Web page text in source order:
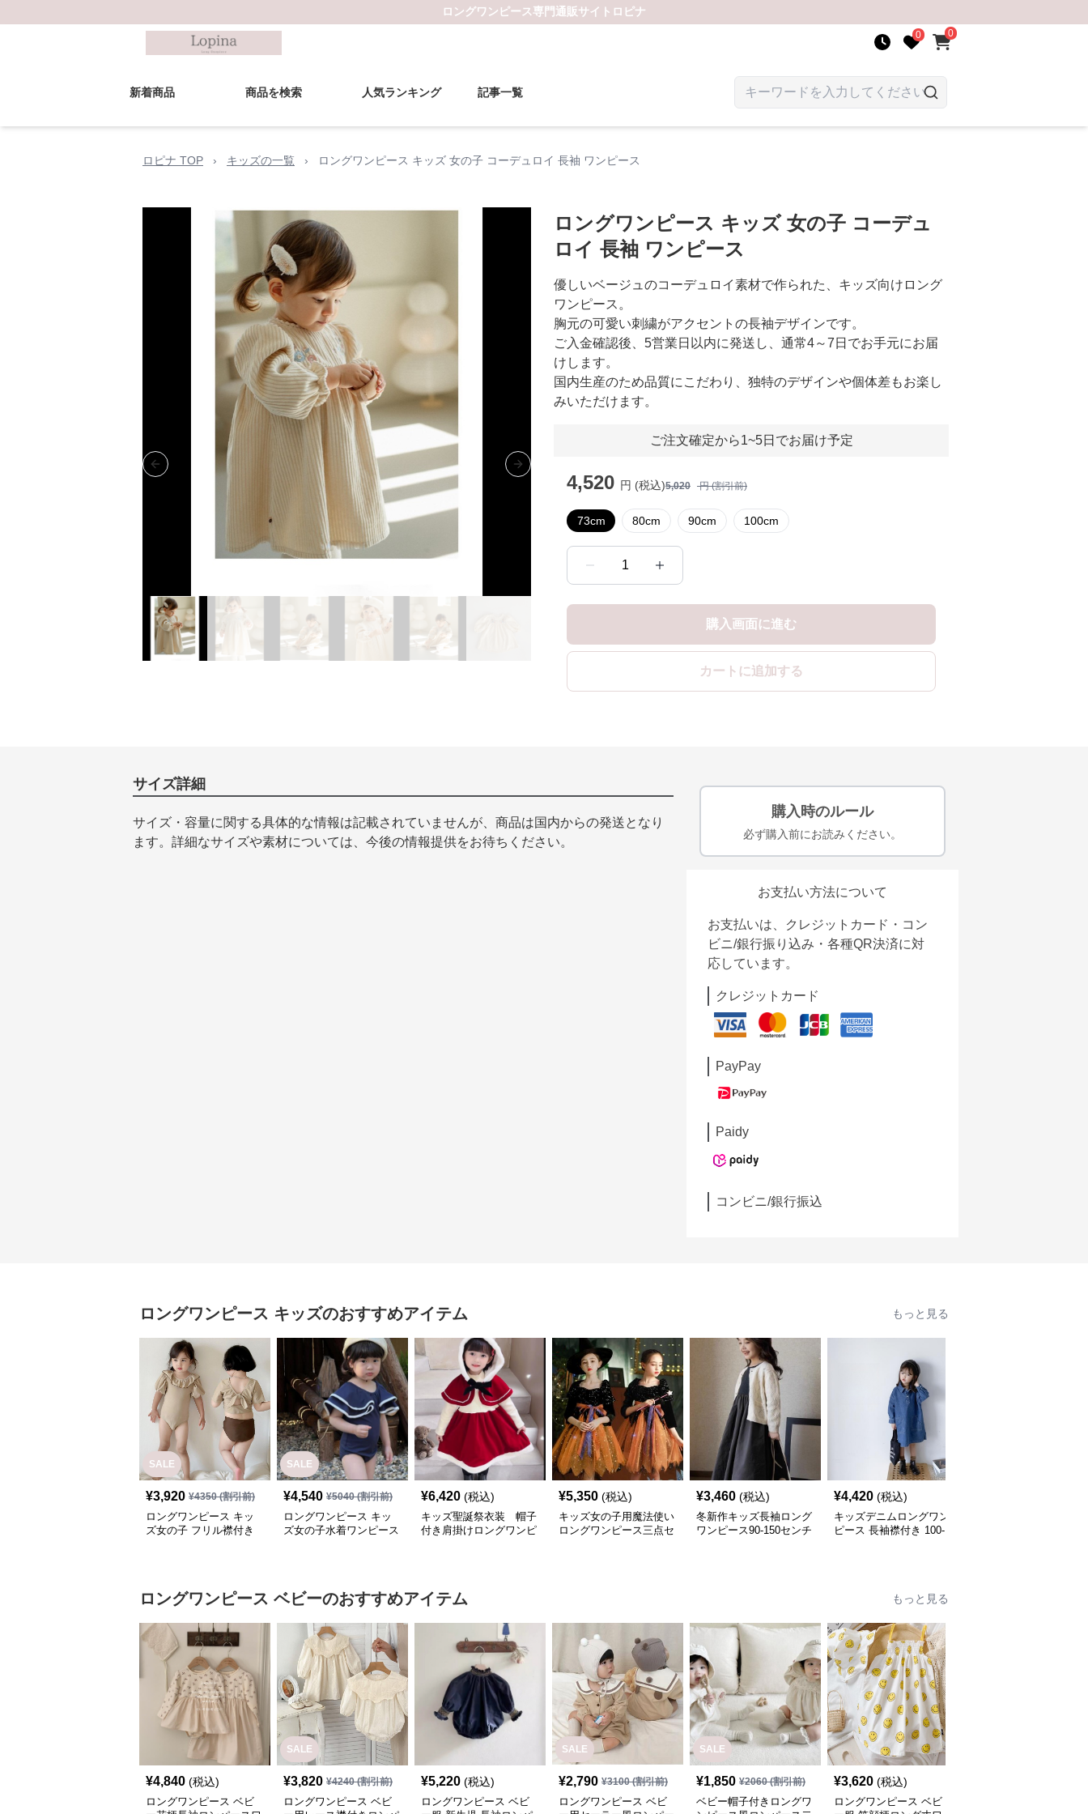
ロングワンピース専門通販サイト ロピナ
0 0
新着商品 商品を検索 人気ランキング 記事一覧
ロピナ TOP › キッズの一覧 › ロングワンピース キッズ 女の子 コーデュロイ 長袖 ワンピース
Previous slide Next slide
ロングワンピース キッズ 女の子 コーデュ
ロイ 長袖 ワンピース
優しいベージュのコーデュロイ素材で作られた、キッズ向けロング
ワンピース。
胸元の可愛い刺繍がアクセントの長袖デザインです。
ご入金確認後、5営業日以内に発送し、通常4～7日でお手元にお届
けします。
国内生産のため品質にこだわり、独特のデザインや個体差もお楽し
みいただけます。
ご注文確定から1~5日でお届け予定
4,520 円 (税込)5,020 円 (割引前)
73cm 80cm 90cm 100cm
1
購入画面に進む
カートに追加する
サイズ詳細
サイズ・容量に関する具体的な情報は記載されていませんが、商品は国内からの発送となり
ます。詳細なサイズや素材については、今後の情報提供をお待ちください。
購入時のルール
必ず購入前にお読みください。
お支払い方法について
お支払いは、クレジットカード・コン
ビニ/銀行振り込み・各種QR決済に対
応しています。
クレジットカード
PayPay
Paidy
コンビニ/銀行振込
ロングワンピース キッズのおすすめアイテム もっと見る
SALE
¥3,920 ¥4350(割引前)
ロングワンピース キッ
ズ女の子 フリル襟付き
SALE
¥4,540 ¥5040(割引前)
ロングワンピース キッ
ズ女の子水着ワンピース
¥6,420 (税込)
キッズ聖誕祭衣装 帽子
付き肩掛けロングワンピ
¥5,350 (税込)
キッズ女の子用魔法使い
ロングワンピース三点セ
¥3,460 (税込)
冬新作キッズ長袖ロング
ワンピース90-150センチ
¥4,420 (税込)
キッズデニムロングワン
ピース 長袖襟付き 100-
ロングワンピース ベビーのおすすめアイテム もっと見る
¥4,840 (税込)
ロングワンピース ベビ
SALE
¥3,820 ¥4240(割引前)
ロングワンピース ベビ
¥5,220 (税込)
ロングワンピース ベビ
SALE
¥2,790 ¥3100(割引前)
ロングワンピース ベビ
SALE
¥1,850 ¥2060(割引前)
ベビー帽子付きロングワ
¥3,620 (税込)
ロングワンピース ベビ